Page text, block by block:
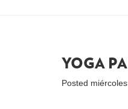
YOGA
Posted